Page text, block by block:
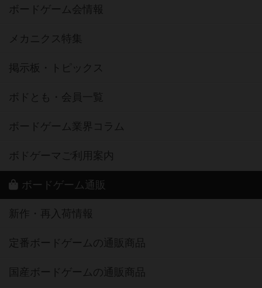
ボードゲーム会情報
メカニクス特集
掲示板・トピックス
ボドとも・会員一覧
ボードゲーム業界コラム
ボドゲーマご利用案内
ボードゲーム通販
新作・再入荷情報
定番ボードゲームの通販商品
国産ボードゲームの通販商品